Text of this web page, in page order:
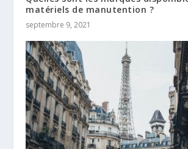
matériels de manutention ?
septembre 9, 2021